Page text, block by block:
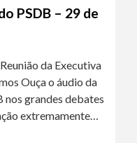
PSDB – 29 de
da Executiva
Ouça o áudio da
nos grandes debates
extremamente…